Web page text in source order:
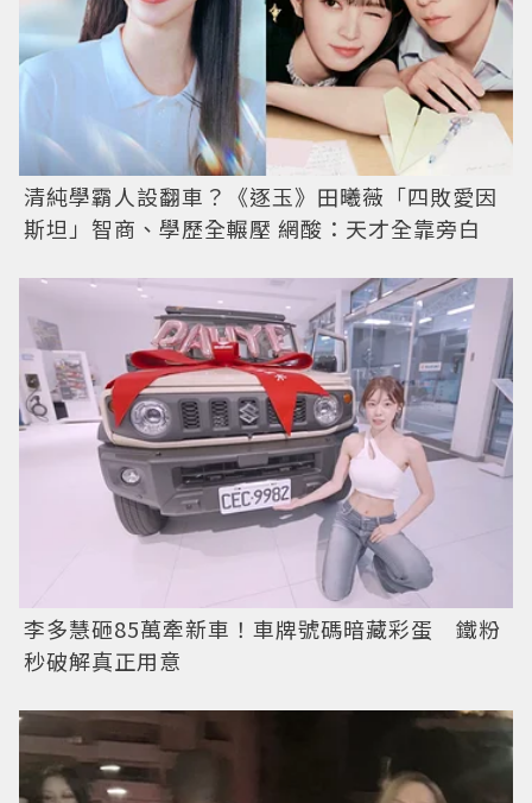
清純學霸人設翻車？《逐玉》田曦薇「四敗愛因
斯坦」智商、學歷全輾壓 網酸：天才全靠旁白
李多慧砸85萬牽新車！車牌號碼暗藏彩蛋 鐵粉
秒破解真正用意